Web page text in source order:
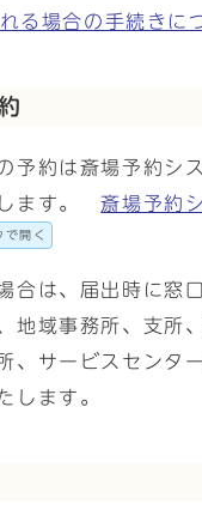
る場合の手続きに
予約は斎場予約シ
します。斎場予約
で開く
合は、届出時に窓
地域事務所、支所
、サービスセンタ
します。